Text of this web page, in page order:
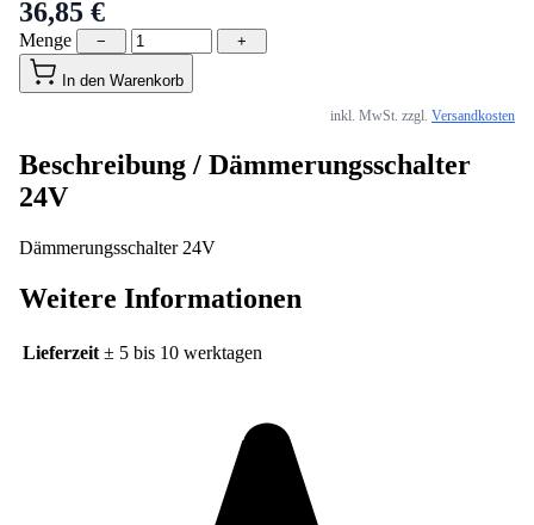
Menge −
In den Warenkorb
Dämmerungsschalter
24V
Weitere Informationen